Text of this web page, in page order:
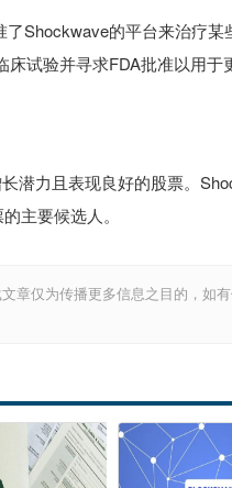
Shockwave的平台来治疗
试验并寻求FDA批准以用
潜力且表现良好的股票。
主要候选人。
章仅为传播更多信息之目的，如